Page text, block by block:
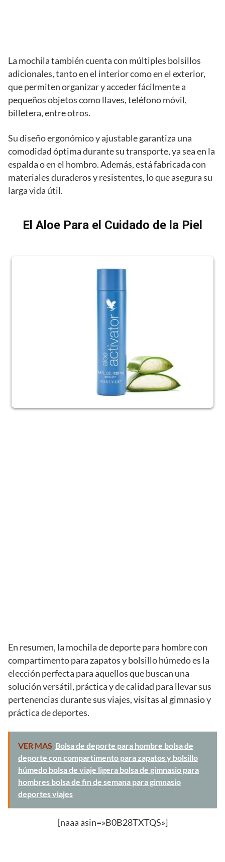
La mochila también cuenta con múltiples bolsillos
adicionales, tanto en el interior como en el exterior,
que permiten organizar y acceder fácilmente a
pequeños objetos como llaves, teléfono móvil,
billetera, entre otros.
Su diseño ergonómico y ajustable garantiza una
comodidad óptima durante su transporte, ya sea en la
espalda o en el hombro. Además, está fabricada con
materiales duraderos y resistentes, lo que asegura su
larga vida útil.
El Aloe Para el Cuidado de la Piel
En resumen, la mochila de deporte para hombre con
compartimento para zapatos y bolsillo húmedo es la
elección perfecta para aquellos que buscan una
solución versátil, práctica y de calidad para llevar sus
pertenencias durante sus viajes, visitas al gimnasio y
práctica de deportes.
VER MAS Bolsa de deporte para hombre bolsa de
deporte con compartimento para zapatos y bolsillo
húmedo bolsa de viaje ligera bolsa de gimnasio para
hombres bolsa de fin de semana para gimnasio
deportes viajes
[naaa asin=»B0B28TXTQS»]